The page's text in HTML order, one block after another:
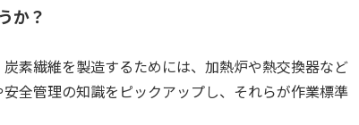
か？
素繊維を製造するためには、加熱炉や熱交換器など
全管理の知識をピックアップし、それらが作業標準